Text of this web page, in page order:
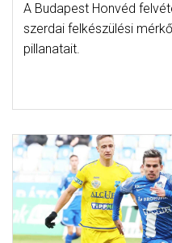
A Budapest Honvéd
szerdai felkészülési
pillanatait.